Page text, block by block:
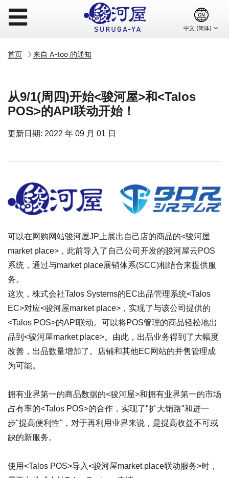
☰
首页 来自 A-too 的通知
从9/1(周四)开始<骏河屋>和<Talos
POS>的API联动开始！
更新日期: 2022 年 09 月 01 日
可以在网购网站骏河屋JP上展出自己店的商品的<骏河屋
market place>，此前导入了自己公司开发的骏河屋云POS
系统，通过与market place展销体系(SCC)相结合来提供服
务。
这次，株式会社Talos Systems的EC出品管理系统<Talos
EC>对应<骏河屋market place>，实现了与该公司提供的
<Talos POS>的API联动。可以将POS管理的商品轻松地出
品到<骏河屋market place>。由此，出品业务得到了大幅度
改善，出品数量增加了。店铺和其他EC网站的并售管理成
为可能。
拥有业界第一的商品数据的<骏河屋>和拥有业界第一的市场
占有率的<Talos POS>的合作，实现了"扩大销路"和进一
步"提高便利性"，对于再利用业界来说，是提高收益不可或
缺的新服务。
使用<Talos POS>导入<骏河屋market place联动服务>时，